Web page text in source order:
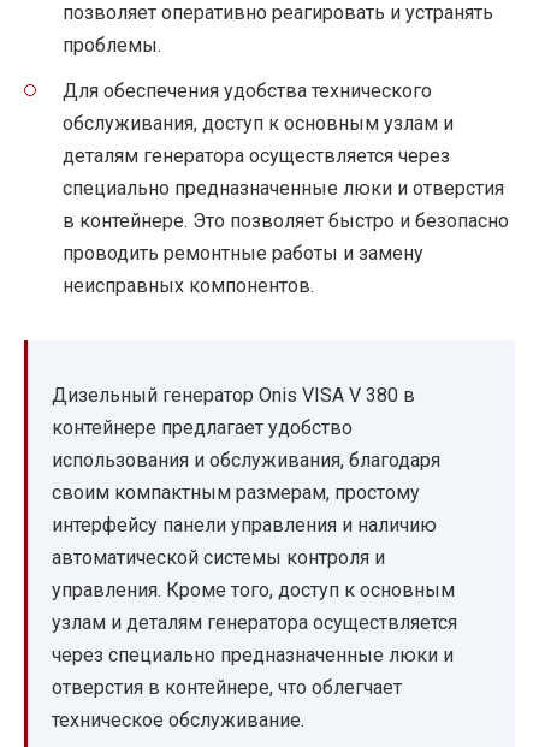
позволяет оперативно реагировать и устранять
проблемы.
Для обеспечения удобства технического
обслуживания, доступ к основным узлам и
деталям генератора осуществляется через
специально предназначенные люки и отверстия
в контейнере. Это позволяет быстро и безопасно
проводить ремонтные работы и замену
неисправных компонентов.
Дизельный генератор Onis VISA V 380 в
контейнере предлагает удобство
использования и обслуживания, благодаря
своим компактным размерам, простому
интерфейсу панели управления и наличию
автоматической системы контроля и
управления. Кроме того, доступ к основным
узлам и деталям генератора осуществляется
через специально предназначенные люки и
отверстия в контейнере, что облегчает
техническое обслуживание.